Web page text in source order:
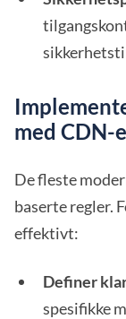
med CDN-
De fleste
baserte regler.
effektivt:
Definer
spesifikke